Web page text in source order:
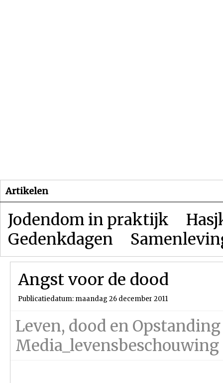
Artikelen
Jodendom in praktijk
Gedenkdagen
Angst voor de dood
Publicatiedatum: maandag 26 december 2011
Leven, dood en
Media_levensbeschouwing